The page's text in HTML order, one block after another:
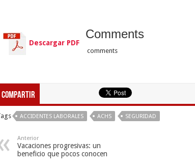
Descargar PDF
Comments
comments
Compartir
ACCIDENTES LABORALES ACHS SEGURIDAD
Anterior
Vacaciones progresivas: un
beneficio que pocos conocen